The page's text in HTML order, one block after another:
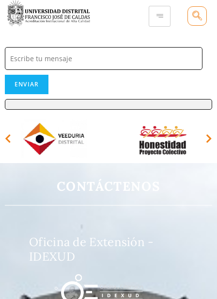
ENVIAR
CONTÁCTENOS
Oficina de Extensión -
IDEXUD